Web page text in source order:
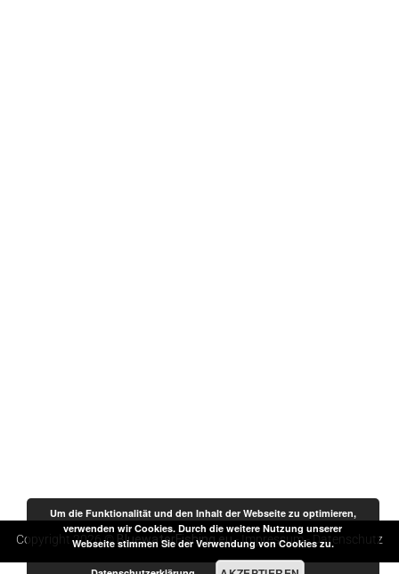
Copyright 2026 © BluewaterFishing.eu-Impressum-Datenschutz
Um die Funktionalität und den Inhalt der Webseite zu optimieren,
verwenden wir Cookies. Durch die weitere Nutzung unserer
Webseite stimmen Sie der Verwendung von Cookies zu.